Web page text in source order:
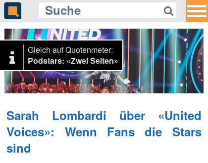
Gleich auf Quotenmeter:
Podstars: «Zwei Seiten»
Sarah Lombardi über «United
Voices»: Wenn Fans die Stars
sind